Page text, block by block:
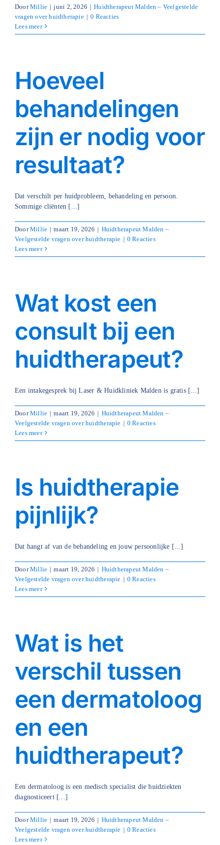
DoorMillie | juni 2, 2026 | Huidtherapeut Malden – Veelgestelde
vragen over huidtherapie | 0 Reacties
Lees meer
Hoeveel
behandelingen
zijn er nodig voor
resultaat?
Dat verschilt per huidprobleem, behandeling en persoon.
Sommige cliënten [...]
DoorMillie | maart 19, 2026 | Huidtherapeut Malden –
Veelgestelde vragen over huidtherapie | 0 Reacties
Lees meer
Wat kost een
consult bij een
huidtherapeut?
Een intakegesprek bij Laser & Huidkliniek Malden is gratis [...]
DoorMillie | maart 19, 2026 | Huidtherapeut Malden –
Veelgestelde vragen over huidtherapie | 0 Reacties
Lees meer
Is huidtherapie
pijnlijk?
Dat hangt af van de behandeling en jouw persoonlijke [...]
DoorMillie | maart 19, 2026 | Huidtherapeut Malden –
Veelgestelde vragen over huidtherapie | 0 Reacties
Lees meer
Wat is het
verschil tussen
een dermatoloog
en een
huidtherapeut?
Een dermatoloog is een medisch specialist die huidziekten
diagnosticeert [...]
DoorMillie | maart 19, 2026 | Huidtherapeut Malden –
Veelgestelde vragen over huidtherapie | 0 Reacties
Lees meer